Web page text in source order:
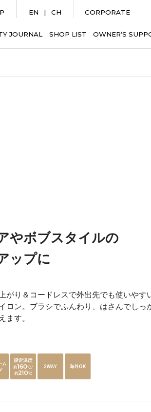
CORPORATE
EN CH
JOURNAL SHOP LIST OWNER’S
やボブスタイルの
ップに
がり＆コードレスで外出先でも使いやす
ロン。ブラシでふんわり、はさんでしっ
ます。